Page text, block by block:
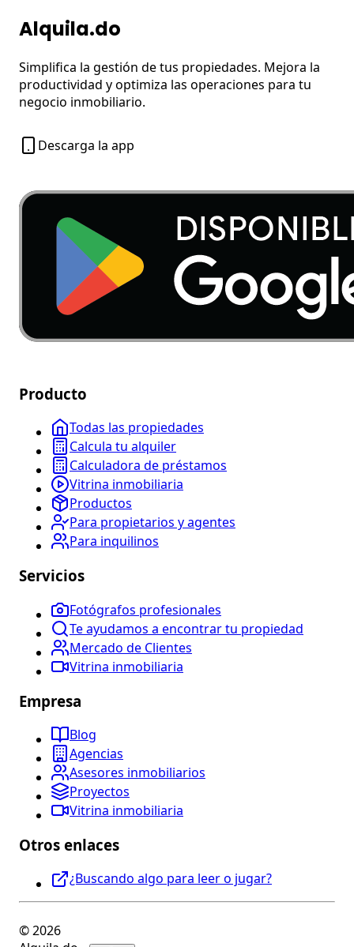
Alquila.do
Simplifica la gestión de tus propiedades. Mejora la
productividad y optimiza las operaciones para tu
negocio inmobiliario.
Descarga la app
Producto
Todas las propiedades
Calcula tu alquiler
Calculadora de préstamos
Vitrina inmobiliaria
Productos
Para propietarios y agentes
Para inquilinos
Servicios
Fotógrafos profesionales
Te ayudamos a encontrar tu propiedad
Mercado de Clientes
Vitrina inmobiliaria
Empresa
Blog
Agencias
Asesores inmobiliarios
Proyectos
Vitrina inmobiliaria
Otros enlaces
¿Buscando algo para leer o jugar?
© 2026